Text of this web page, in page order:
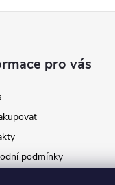
pro vás
podmínky